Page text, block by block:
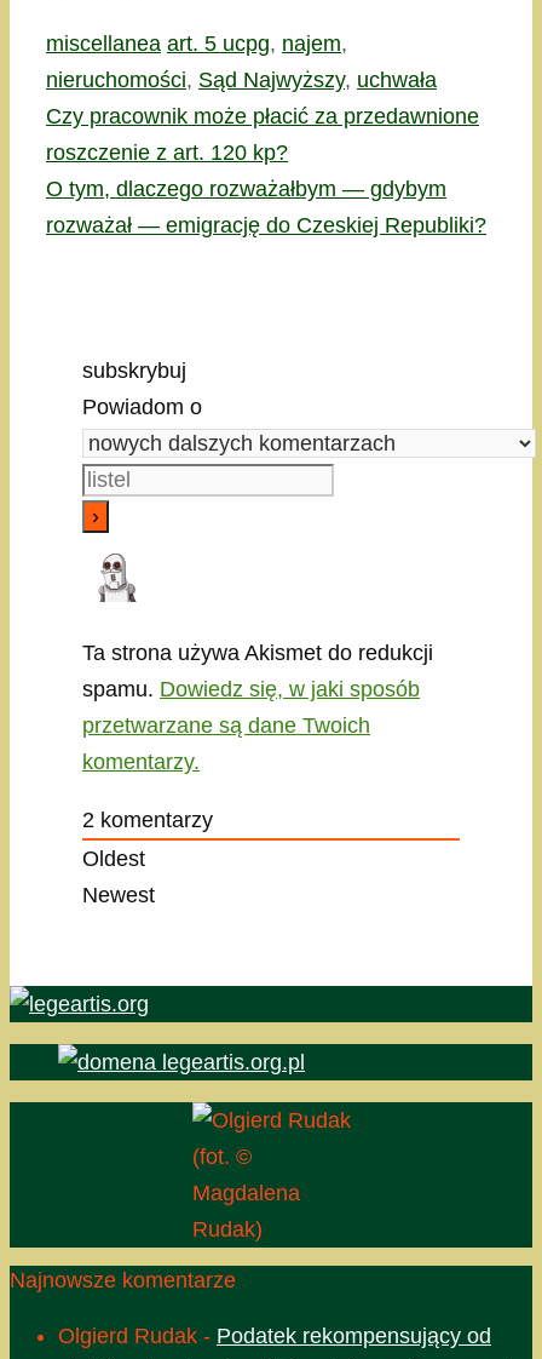
Kategorie
miscellanea Tagi
art. 5 ucpg, najem,
nieruchomości, Sąd Najwyższy, uchwała
Czy pracownik może płacić za przedawnione
roszczenie z art. 120 kp?
O tym, dlaczego rozważałbym — gdybym
rozważał — emigrację do Czeskiej Republiki?
subskrybuj
Powiadom o
Ta strona używa Akismet do redukcji
spamu. Dowiedz się, w jaki sposób
przetwarzane są dane Twoich
komentarzy.
2 komentarzy
Oldest
Newest
(fot. ©
Magdalena
Rudak)
Najnowsze komentarze
Olgierd Rudak - Podatek rekompensujący od